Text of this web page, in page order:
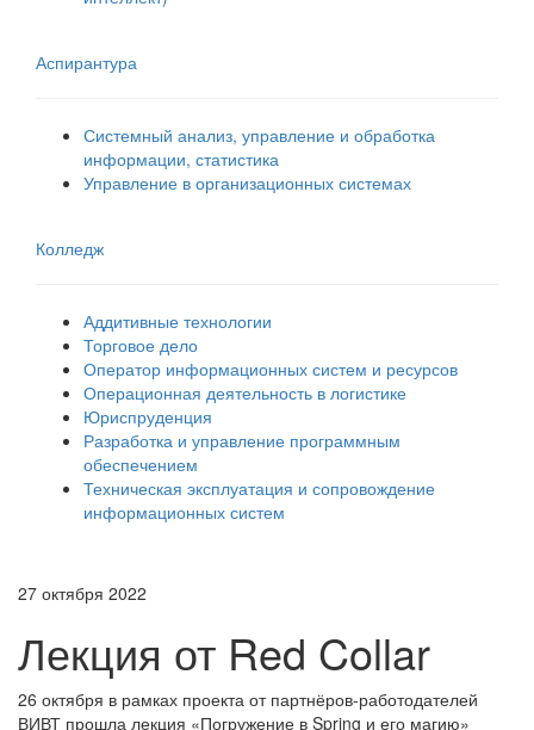
Аспирантура
Системный анализ, управление и обработка
информации, статистика
Управление в организационных системах
Колледж
Аддитивные технологии
Торговое дело
Оператор информационных систем и ресурсов
Операционная деятельность в логистике
Юриспруденция
Разработка и управление программным
обеспечением
Техническая эксплуатация и сопровождение
информационных систем
27 октября 2022
Лекция от Red Collar
26 октября в рамках проекта от партнёров-работодателей
ВИВТ прошла лекция «Погружение в Spring и его магию»